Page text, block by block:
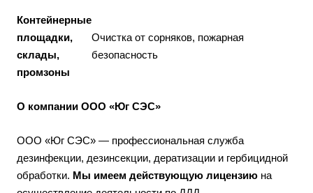
Контейнерные
площадки,
склады,
промзоны
Очистка от сорняков, пожарная
безопасность
О компании ООО «Юг СЭС»
ООО «Юг СЭС» — профессиональная служба
дезинфекции, дезинсекции, дератизации и гербицидной
обработки. Мы имеем действующую лицензию на